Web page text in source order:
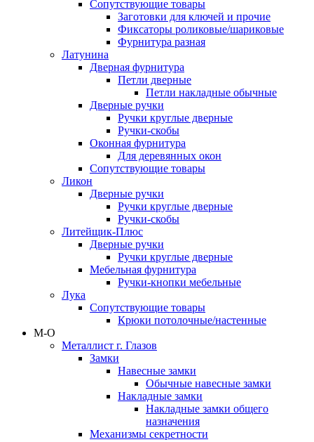
Сопутствующие товары
Заготовки для ключей и прочие
Фиксаторы роликовые/шариковые
Фурнитура разная
Латунина
Дверная фурнитура
Петли дверные
Петли накладные обычные
Дверные ручки
Ручки круглые дверные
Ручки-скобы
Оконная фурнитура
Для деревянных окон
Сопутствующие товары
Ликон
Дверные ручки
Ручки круглые дверные
Ручки-скобы
Литейщик-Плюс
Дверные ручки
Ручки круглые дверные
Мебельная фурнитура
Ручки-кнопки мебельные
Лука
Сопутствующие товары
Крюки потолочные/настенные
М-О
Металлист г. Глазов
Замки
Навесные замки
Обычные навесные замки
Накладные замки
Накладные замки общего
назначения
Механизмы секретности